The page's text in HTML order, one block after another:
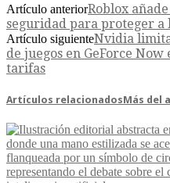
Artículo anteriorRoblox
seguridad para proteger a
Artículo siguienteNvidia
de juegos en GeForce
tarifas
Artículos relacionadosMás del